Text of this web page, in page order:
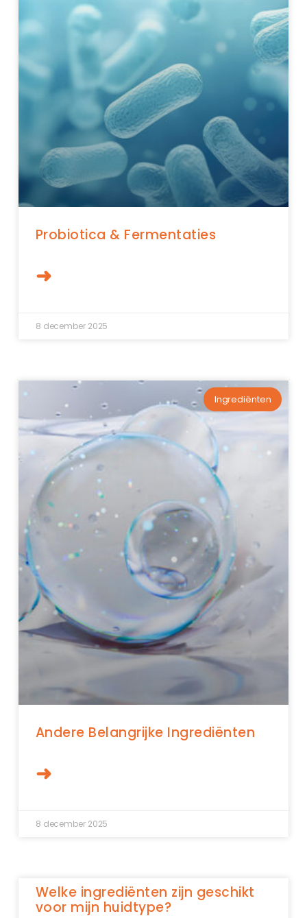
Probiotica & Fermentaties
➜
8 december 2025
Ingrediënten
Andere Belangrijke Ingrediënten
➜
8 december 2025
Welke ingrediënten zijn geschikt
voor mijn huidtype?